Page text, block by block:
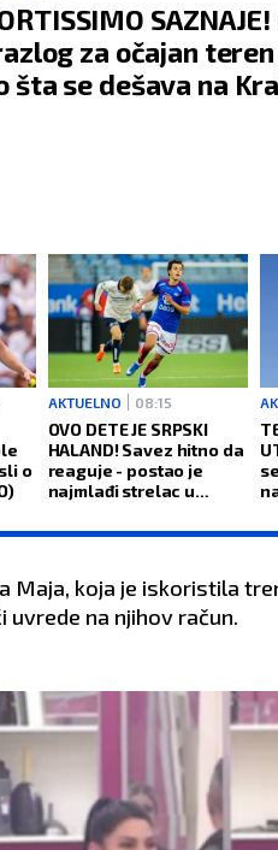
za očajan
šta se dešava na
o
AKTUELNO 08:15
OVO DETE JE SRPSKI
HALAND! Savez hitno da
reaguje - postao je
najmlađi strelac u
Maja, koja je iskoristila
uvrede na njihov račun.